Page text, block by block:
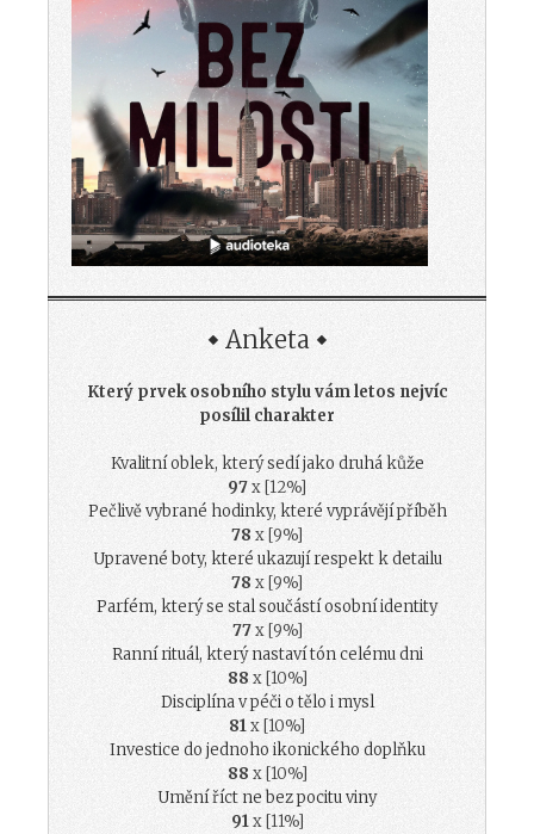
Anketa
Který prvek osobního stylu vám letos nejvíc
posílil charakter
Kvalitní oblek, který sedí jako druhá kůže
97x [12%]
Pečlivě vybrané hodinky, které vyprávějí příběh
78 x [9%]
Upravené boty, které ukazují respekt k detailu
78 x [9%]
Parfém, který se stal součástí osobní identity
77x [9%]
Ranní rituál, který nastaví tón celému dni
88 x [10%]
Disciplína v péči o tělo i mysl
81x [10%]
Investice do jednoho ikonického doplňku
88 x [10%]
Umění říct ne bez pocitu viny
91x [11%]